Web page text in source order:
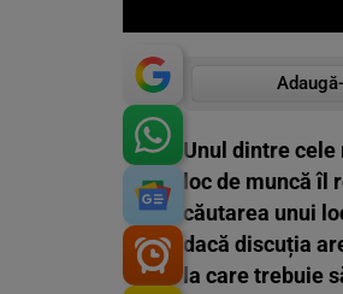
Unul dintre
loc de muncă îl
căutarea unui
dacă discuția
la care trebuie